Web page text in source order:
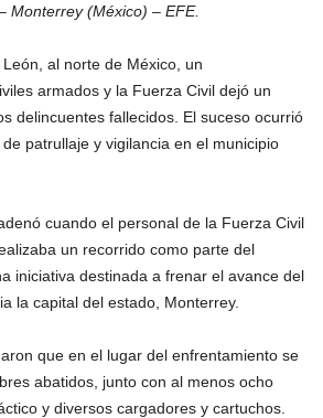
Monterrey (México) – EFE.
al norte de México, un
armados y la Fuerza Civil dejó un
delincuentes fallecidos. El suceso ocurrió
patrullaje y vigilancia en el municipio
cuando el personal de la Fuerza Civil
un recorrido como parte del
iniciativa destinada a frenar el avance del
la capital del estado, Monterrey.
que en el lugar del enfrentamiento se
abatidos, junto con al menos ocho
y diversos cargadores y cartuchos.